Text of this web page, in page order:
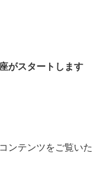
がスタートします
ンテンツをご覧いた